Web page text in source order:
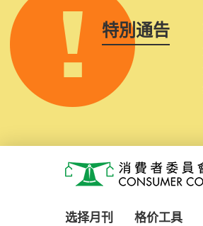
特別通告
消费者委员会
选择月刊 格价工具